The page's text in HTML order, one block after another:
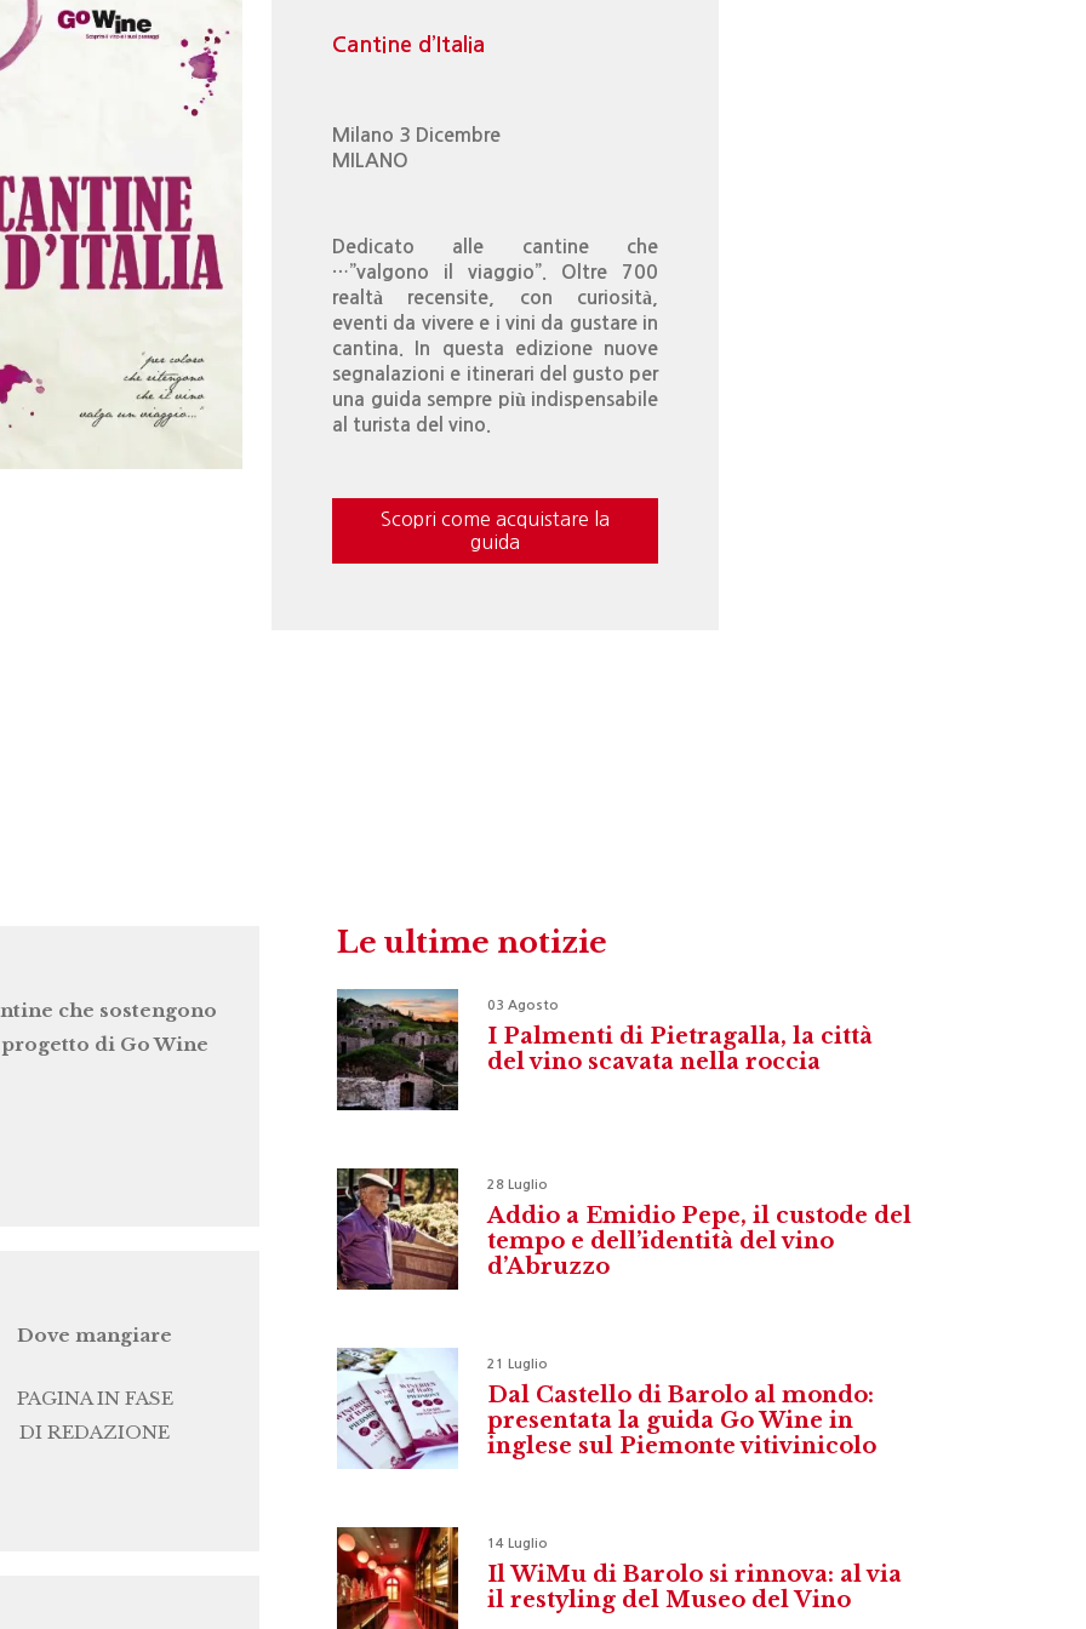
Cantine d’Italia
Milano 3 Dicembre
MILANO
Dedicato alle cantine che
…”valgono il viaggio”. Oltre 700
realtà recensite, con curiosità,
eventi da vivere e i vini da gustare in
cantina. In questa edizione nuove
segnalazioni e itinerari del gusto per
una guida sempre più indispensabile
al turista del vino.
Scopri come acquistare la
guida
che sostengono
di Go Wine
Dove mangiare
PAGINA IN FASE
DI REDAZIONE
Le ultime notizie
03 Agosto
I Palmenti di Pietragalla, la città
del vino scavata nella roccia
28 Luglio
Addio a Emidio Pepe, il custode del
tempo e dell’identità del vino
d’Abruzzo
21 Luglio
Dal Castello di Barolo al mondo:
presentata la guida Go Wine in
inglese sul Piemonte vitivinicolo
14 Luglio
Il WiMu di Barolo si rinnova: al via
il restyling del Museo del Vino